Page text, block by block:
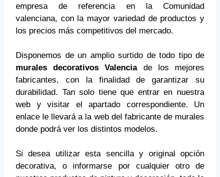
empresa de referencia en la Comunidad
valenciana, con la mayor variedad de productos y
los precios más competitivos del mercado.
Disponemos de un amplio surtido de todo tipo de
murales decorativos Valenciade los mejores
fabricantes, con la finalidad de garantizar su
durabilidad. Tan solo tiene que entrar en nuestra
web y visitar el apartado correspondiente. Un
enlace le llevará a la web del fabricante de murales
donde podrá ver los distintos modelos.
Si desea utilizar esta sencilla y original opción
decorativa, o informarse por cualquier otro de